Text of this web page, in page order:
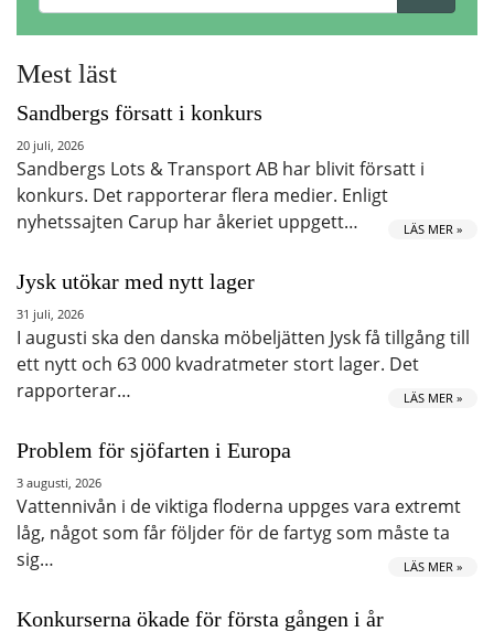
Mest läst
Sandbergs försatt i konkurs
20 juli, 2026
Sandbergs Lots & Transport AB har blivit försatt i
konkurs. Det rapporterar flera medier. Enligt
nyhetssajten Carup har åkeriet uppgett…
LÄS MER »
Jysk utökar med nytt lager
31 juli, 2026
I augusti ska den danska möbeljätten Jysk få tillgång till
ett nytt och 63 000 kvadratmeter stort lager. Det
rapporterar…
LÄS MER »
Problem för sjöfarten i Europa
3 augusti, 2026
Vattennivån i de viktiga floderna uppges vara extremt
låg, något som får följder för de fartyg som måste ta
sig…
LÄS MER »
Konkurserna ökade för första gången i år